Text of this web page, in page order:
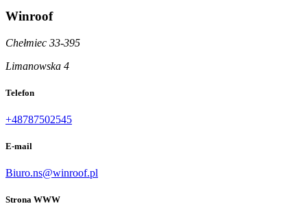
Winroof
Chełmiec 33-395
Limanowska 4
Telefon
+48787502545
E-mail
Biuro.ns@winroof.pl
Strona WWW